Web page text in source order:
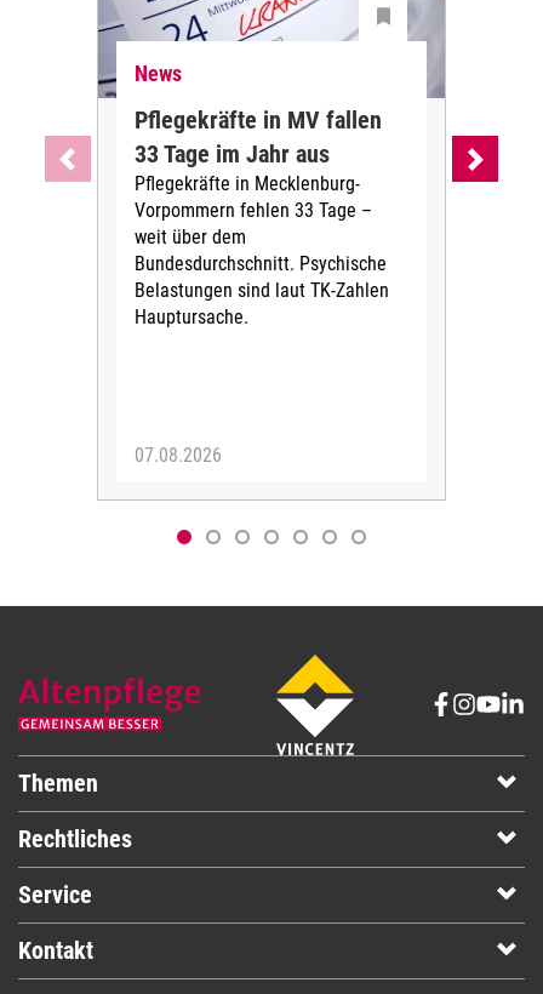
News
Pflegekräfte in MV fallen
33 Tage im Jahr aus
Pflegekräfte in Mecklenburg-
Vorpommern fehlen 33 Tage –
weit über dem
Bundesdurchschnitt. Psychische
Belastungen sind laut TK-Zahlen
Hauptursache.
07.08.2026
Themen
Rechtliches
Service
Kontakt